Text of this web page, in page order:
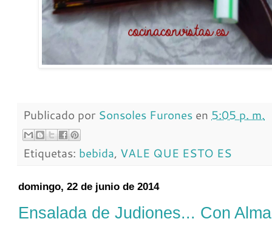
Publicado por Sonsoles Furones en 5:05 p. m.
Etiquetas: bebida, VALE QUE ESTO ES
domingo, 22 de junio de 2014
Ensalada de Judiones... Con